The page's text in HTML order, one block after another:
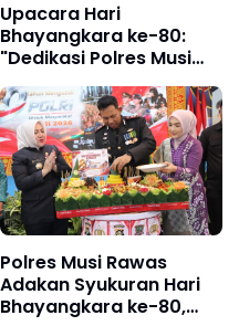
Upacara Hari
Bhayangkara ke-80:
"Dedikasi Polres Musi
Rawas untuk
Masyarakat, Polres
Mura"
Polres Musi Rawas
Adakan Syukuran Hari
Bhayangkara ke-80,